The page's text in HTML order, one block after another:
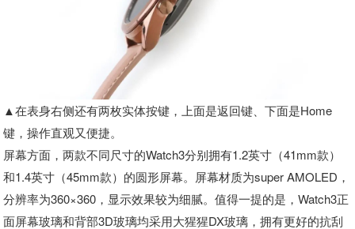
▲在表身右侧还有两枚实体按键，上面是返回键、下面是Home
键，操作直观又便捷。
屏幕方面，两款不同尺寸的Watch3分别拥有1.2英寸（41mm款）
和1.4英寸（45mm款）的圆形屏幕。屏幕材质为super AMOLED，
分辨率为360×360，显示效果较为细腻。值得一提的是，Watch3正
面屏幕玻璃和背部3D玻璃均采用大猩猩DX玻璃，拥有更好的抗刮